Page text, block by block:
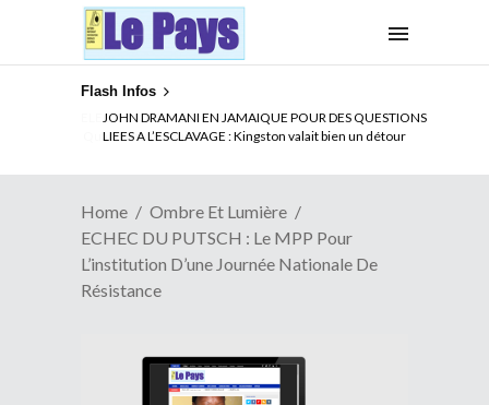
Flash Infos
ELECTION DE TALON A LA TETE DU SENAT BENINOIS :
Quand Patrice quitte le pouvoir sans partir !
Home
Ombre Et Lumière
ECHEC DU PUTSCH : Le MPP Pour
L’institution D’une Journée Nationale De
Résistance